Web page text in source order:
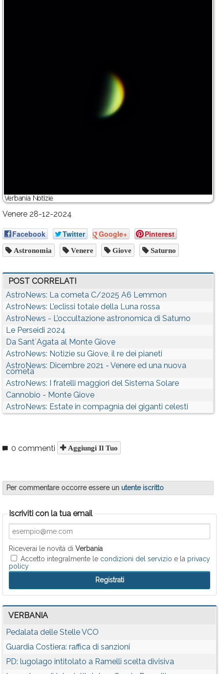
Venere 28-12-2024
Facebook Twitter Google+ Pinterest
Astronomia Venere Giove Saturno
POST CORRELATI
AstroNews: La cometa C/2025 A6 Lemmon
AstroNews: L’eclissi totale della Luna rossa
AstroNews - L’occultazione astronomica di Saturno
Le Perseidi 2024
Da Sant´Agata al Monte Giove
AstroNews: Notizie su Giove, il re dei pianeti
AstroNews: Dicembre 2021 - Venere ed una nuova
cometa
AstroNews: I fratelli maggiori del Sistema Solare
Cannobio - Monte Giove
AstroNews: Estate in compagnia dei giganti celesti
0 commenti Aggiungi Il Tuo
Per commentare occorre essere un utente iscritto
Iscriviti con la tua email
Riceverai le novità di Verbania
Accetto integralmente le condizioni del servizio e la privacy
policy
VERBANIA
Pedalata delle Stelle VCO
Guardia Costiera: raffica di sanzioni
PD: lugolago intitolato a Ramelli scelta divisiva